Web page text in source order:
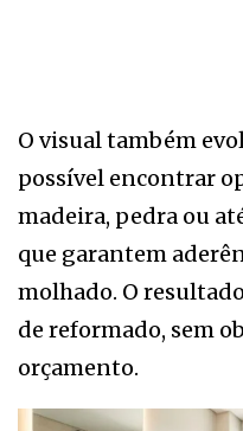
O visual também
possível encontrar
madeira, pedra ou
que garantem
molhado. O
de reformado, sem
orçamento.